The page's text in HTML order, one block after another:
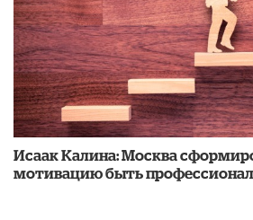
Исаак Калина: Москва
мотивацию быть